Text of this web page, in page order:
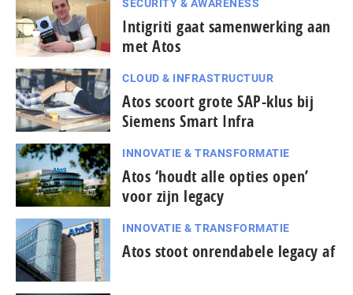
SECURITY & AWARENESS
Intigriti gaat samenwerking aan
met Atos
CLOUD & INFRASTRUCTUUR
Atos scoort grote SAP-klus bij
Siemens Smart Infra
INNOVATIE & TRANSFORMATIE
Atos ‘houdt alle opties open’
voor zijn legacy
INNOVATIE & TRANSFORMATIE
Atos stoot onrendabele legacy af